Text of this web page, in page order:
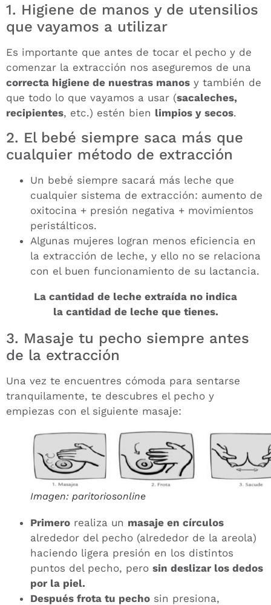
1. Higiene de manos y de utensilios
que vayamos a utilizar
Es importante que antes de tocar el pecho y de
comenzar la extracción nos aseguremos de una
correcta higiene de nuestras manos y también de
que todo lo que vayamos a usar (sacaleches,
recipientes, etc.) estén bien limpios y secos.
2. El bebé siempre saca más que
cualquier método de extracción
Un bebé siempre sacará más leche que
cualquier sistema de extracción: aumento de
oxitocina + presión negativa + movimientos
peristálticos.
Algunas mujeres logran menos eficiencia en
la extracción de leche, y ello no se relaciona
con el buen funcionamiento de su lactancia.
La cantidad de leche extraída no indica
la cantidad de leche que tienes.
3. Masaje tu pecho siempre antes
de la extracción
Una vez te encuentres cómoda para sentarse
tranquilamente, te descubres el pecho y
empiezas con el siguiente masaje:
Imagen: paritoriosonline
Primero realiza un masaje en círculos
alrededor del pecho (alrededor de la areola)
haciendo ligera presión en los distintos
puntos del pecho, pero sin deslizar los dedos
por la piel.
Después frota tu pecho sin presiona,